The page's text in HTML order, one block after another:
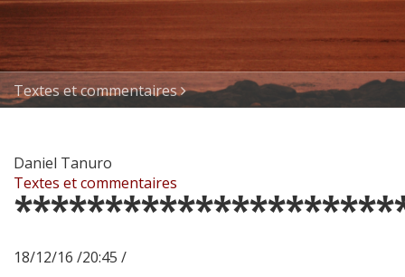
Textes et commentaires
Daniel Tanuro
Textes et commentaires
18/12/16 /20:45 /